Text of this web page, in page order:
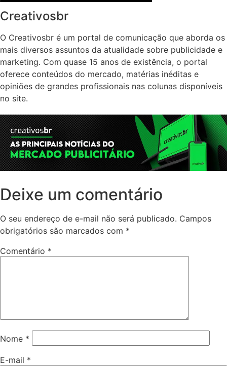
Creativosbr
O Creativosbr é um portal de comunicação que aborda os
mais diversos assuntos da atualidade sobre publicidade e
marketing. Com quase 15 anos de existência, o portal
oferece conteúdos do mercado, matérias inéditas e
opiniões de grandes profissionais nas colunas disponíveis
no site.
Deixe um comentário
O seu endereço de e-mail não será publicado. Campos
obrigatórios são marcados com *
Comentário *
Nome *
E-mail *